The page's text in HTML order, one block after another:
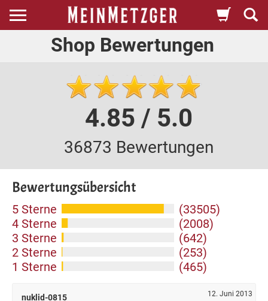
Shop Bewertungen
4.85 / 5.0
36873 Bewertungen
Bewertungsübersicht
5 Sterne
(33505)
4 Sterne
(2008)
3 Sterne
(642)
2 Sterne
(253)
1 Sterne
(465)
nuklid-0815 12. Juni 2013